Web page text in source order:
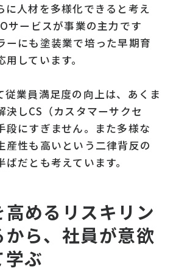
に人材を多様化できると考え
サービスが事業の主力です
ーにも塗装業で培った早期育
しています。
従業員満足度の向上は、あくま
決しCS（カスタマーサクセ
段にすぎません。また多様な
産性も高いという二律背反の
だとも考えています。
高めるリスキリン
から、社員が意欲
学ぶ